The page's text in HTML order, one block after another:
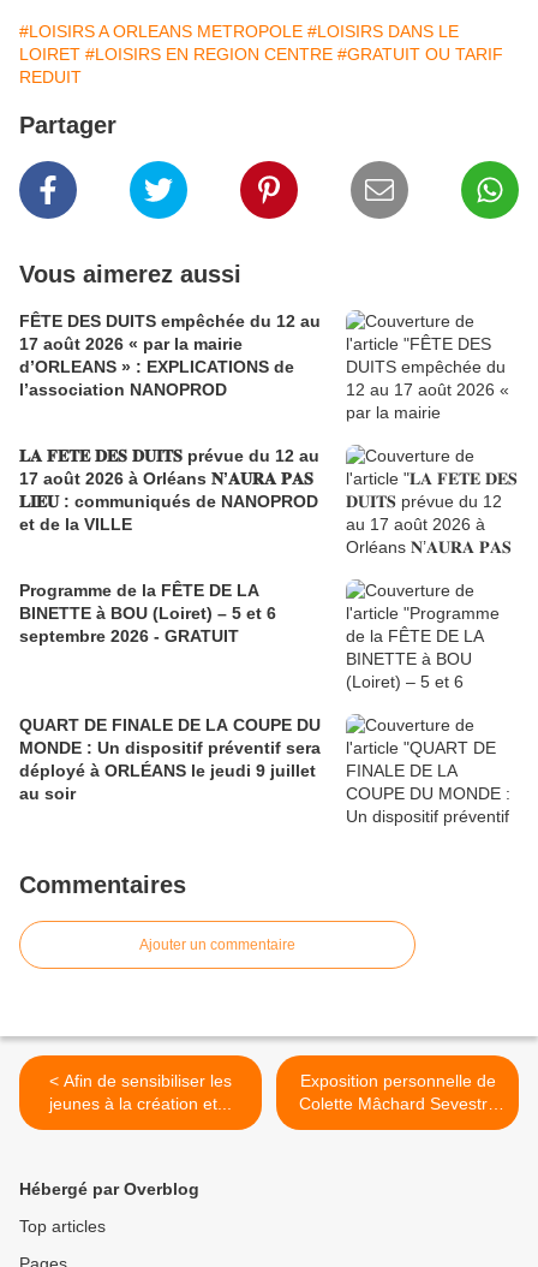
#LOISIRS A ORLEANS METROPOLE #LOISIRS DANS LE
LOIRET #LOISIRS EN REGION CENTRE #GRATUIT OU TARIF
REDUIT
Partager
Vous aimerez aussi
FÊTE DES DUITS empêchée du 12 au
17 août 2026 « par la mairie
d’ORLEANS » : EXPLICATIONS de
l’association NANOPROD
𝐋𝐀 𝐅𝐄𝐓𝐄 𝐃𝐄𝐒 𝐃𝐔𝐈𝐓𝐒 prévue du 12 au
17 août 2026 à Orléans 𝐍’𝐀𝐔𝐑𝐀 𝐏𝐀𝐒
𝐋𝐈𝐄𝐔 : communiqués de NANOPROD
et de la VILLE
Programme de la FÊTE DE LA
BINETTE à BOU (Loiret) – 5 et 6
septembre 2026 - GRATUIT
QUART DE FINALE DE LA COUPE DU
MONDE : Un dispositif préventif sera
déployé à ORLÉANS le jeudi 9 juillet
au soir
Commentaires
Ajouter un commentaire
< Afin de sensibiliser les
jeunes à la création et...
Exposition personnelle de
Colette Mâchard Sevestre
sur le Bateau Lavoir
Hébergé par Overblog
Top articles